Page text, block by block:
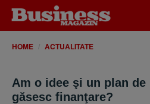
HOME ACTUALITATE
Am o idee şi un plan de
găsesc finanţare?